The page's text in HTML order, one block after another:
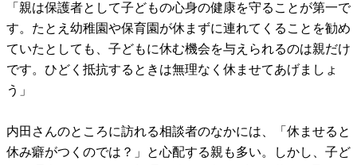
「親は保護者として子どもの心身の健康を守ることが第一で
す。たとえ幼稚園や保育園が休まずに連れてくることを勧め
ていたとしても、子どもに休む機会を与えられるのは親だけ
です。ひどく抵抗するときは無理なく休ませてあげましょ
う」
内田さんのところに訪れる相談者のなかには、「休ませると
休み癖がつくのでは？」と心配する親も多い。しかし、子ど